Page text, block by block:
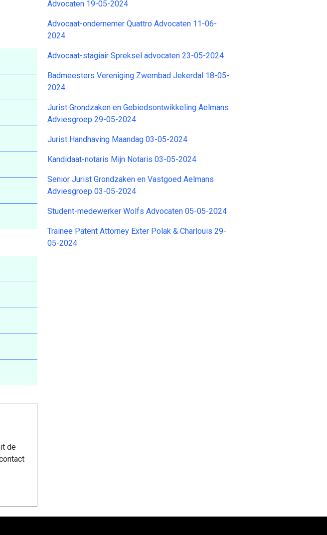
de
Advocaten 19-05-2024
Advocaat-ondernemer Quattro Advocaten 11-06-
2024
Advocaat-stagiair Spreksel advocaten 23-05-2024
Badmeesters Vereniging Zwembad Jekerdal 18-05-
2024
Jurist Grondzaken en Gebiedsontwikkeling Aelmans
Adviesgroep 29-05-2024
Jurist Handhaving Maandag 03-05-2024
Kandidaat-notaris Mijn Notaris 03-05-2024
Senior Jurist Grondzaken en Vastgoed Aelmans
Adviesgroep 03-05-2024
Student-medewerker Wolfs Advocaten 05-05-2024
Trainee Patent Attorney Exter Polak & Charlouis 29-
05-2024